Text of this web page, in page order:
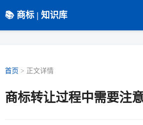
📚 商标 | 知识库
首页 > 正文详情
商标转让过程中需要注